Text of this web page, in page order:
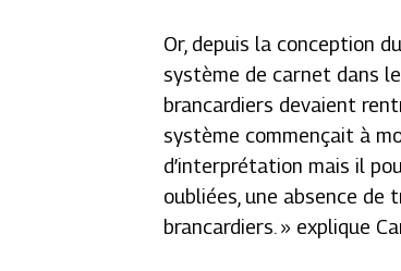
Or, depuis la conception
système de carnet dans
brancardiers devaient
système commençait à
d’interprétation mais il
oubliées, une absence
brancardiers. » explique